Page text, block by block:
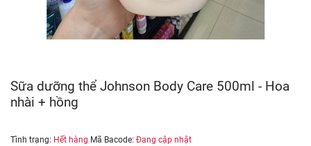
Sữa dưỡng thể Johnson Body Care 500ml - Hoa
nhài + hồng
Tình trạng: Hết hàng Mã Bacode: Đang cập nhật